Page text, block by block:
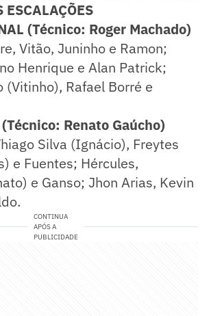
ESCALAÇÕES
(Técnico: Roger Machado)
Vitão, Juninho e Ramon;
Henrique e Alan Patrick;
(Vitinho), Rafael Borré e
Renato Gaúcho)
Silva (Ignácio), Freytes
e Fuentes; Hércules,
e Ganso; Jhon Arias, Kevin
CONTINUA
APÓS A
PUBLICIDADE